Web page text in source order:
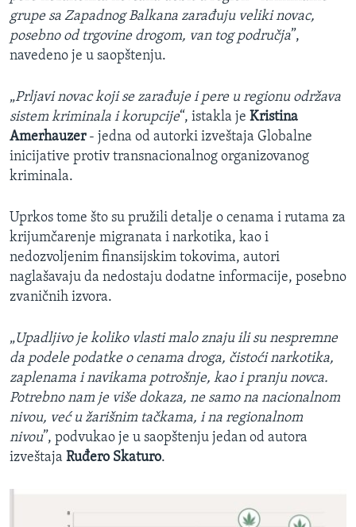
grupe sa Zapadnog Balkana zarađuju veliki novac,
posebno od trgovine drogom, van tog područja”,
navedeno je u saopštenju.
„Prljavi novac koji se zarađuje i pere u regionu održava
sistem kriminala i korupcije“, istakla je Kristina
Amerhauzer- jedna od autorki izveštaja Globalne
inicijative protiv transnacionalnog organizovanog
kriminala.
Uprkos tome što su pružili detalje o cenama i rutama za
krijumčarenje migranata i narkotika, kao i
nedozvoljenim finansijskim tokovima, autori
naglašavaju da nedostaju dodatne informacije, posebno
zvaničnih izvora.
„Upadljivo je koliko vlasti malo znaju ili su nespremne
da podele podatke o cenama droga, čistoći narkotika,
zaplenama i navikama potrošnje, kao i pranju novca.
Potrebno nam je više dokaza, ne samo na nacionalnom
nivou, već u žarišnim tačkama, i na regionalnom
nivou”, podvukao je u saopštenju jedan od autora
izveštaja Ruđero Skaturo.